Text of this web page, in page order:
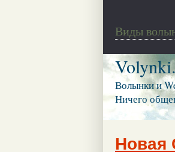
Виды
Волынки и
Ничего
Новая